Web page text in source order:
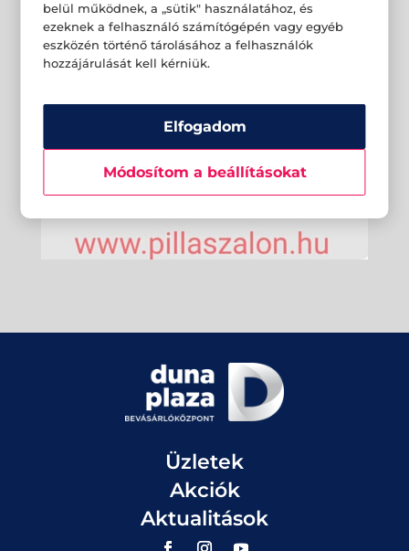
Üzletek
Akciók
Aktualitások
belül működnek, a „sütik" használatához, és
ezeknek a felhasználó számítógépén vagy egyéb
eszközén történő tárolásához a felhasználók
hozzájárulását kell kérniük.
Elfogadom
Módosítom a beállításokat